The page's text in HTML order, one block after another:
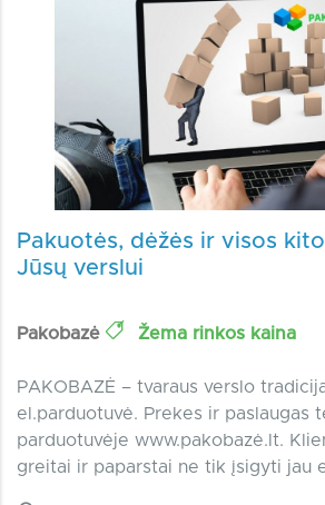
Pakuotės, dėžės ir visos
Jūsų verslui
Pakobazė Žema rinkos kaina
PAKOBAZĖ – tvaraus verslo
el.parduotuvė. Prekes ir paslaugas
parduotuvėje www.pakobazė.lt.
greitai ir paparstai ne tik įsigyti jau